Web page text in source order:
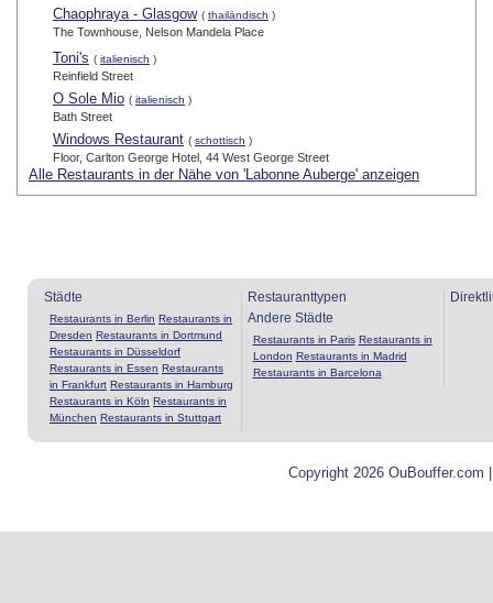
Chaophraya - Glasgow ( thailändisch )
The Townhouse, Nelson Mandela Place
Toni's ( italienisch )
Reinfield Street
O Sole Mio ( italienisch )
Bath Street
Windows Restaurant ( schottisch )
Floor, Carlton George Hotel, 44 West George Street
Alle Restaurants in der Nähe von 'Labonne Auberge' anzeigen
Städte
Restaurants in Berlin Restaurants in
Dresden Restaurants in Dortmund
Restaurants in Düsseldorf
Restaurants in Essen Restaurants
in Frankfurt Restaurants in Hamburg
Restaurants in Köln Restaurants in
München Restaurants in Stuttgart
Restauranttypen
Andere Städte
Restaurants in Paris Restaurants in
London Restaurants in Madrid
Restaurants in Barcelona
Copyright 2026 OuBouffer.com